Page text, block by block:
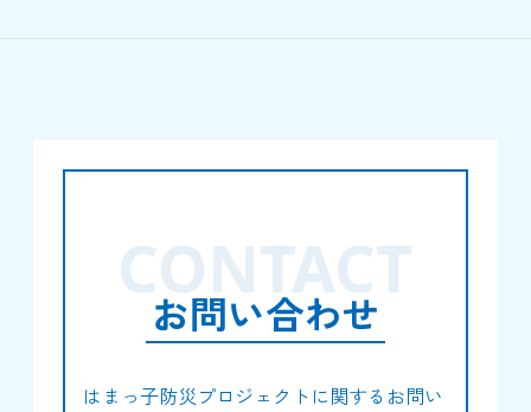
お問い合わせ
CONTACT
はまっ子防災プロジェクトに関するお問い